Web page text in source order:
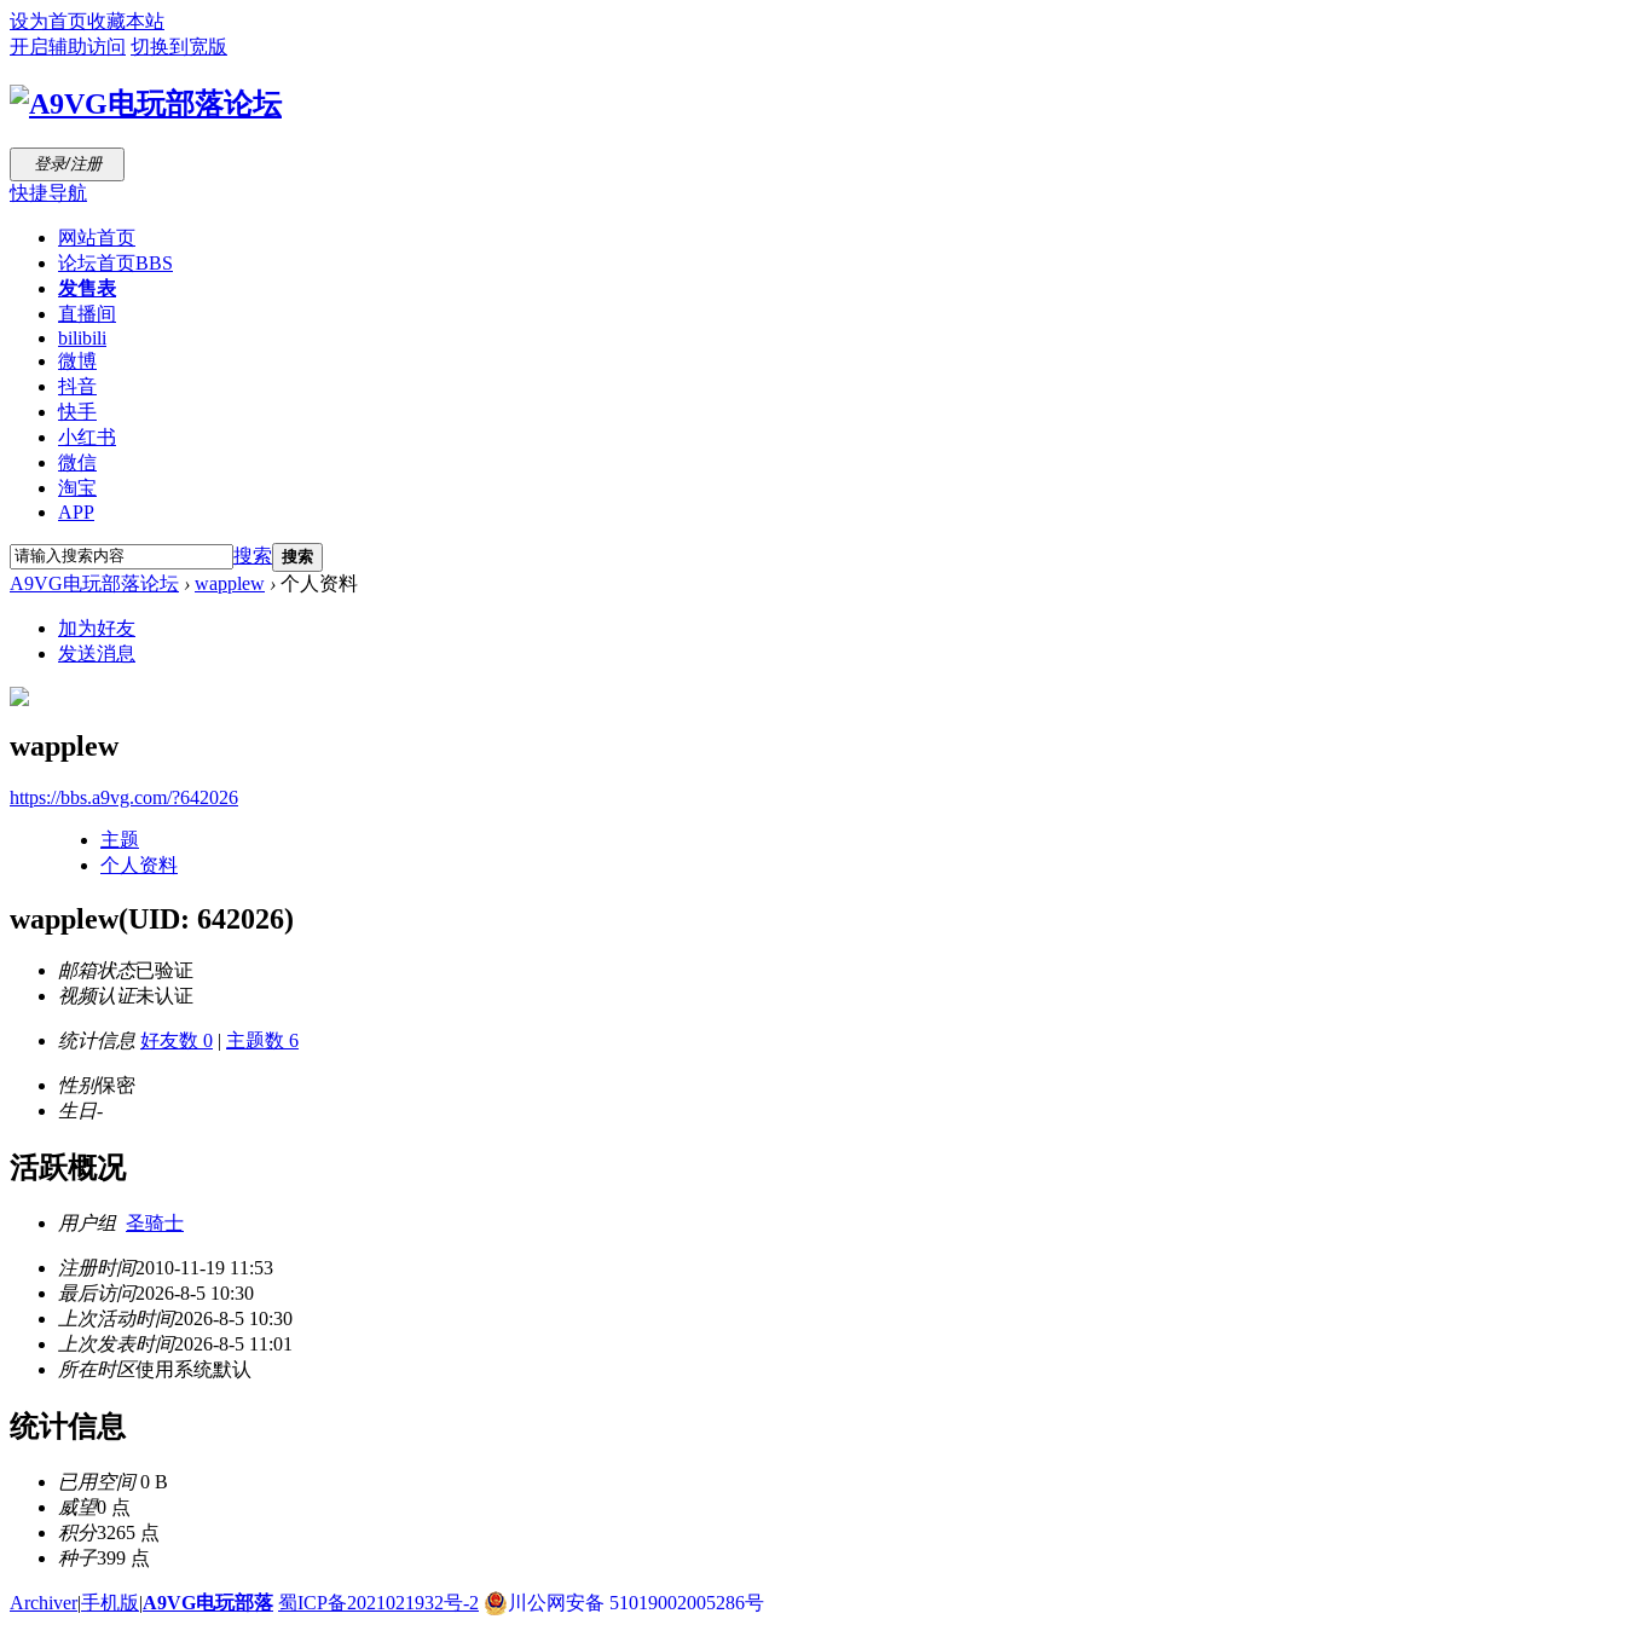
设为首页收藏本站
开启辅助访问 切换到宽版
登录/注册
快捷导航
网站首页
论坛首页BBS
发售表
直播间
bilibili
微博
抖音
快手
小红书
微信
淘宝
APP
搜索 搜索
A9VG电玩部落论坛 › wapplew › 个人资料
加为好友
发送消息
wapplew
https://bbs.a9vg.com/?642026
主题
个人资料
wapplew(UID: 642026)
邮箱状态已验证
视频认证未认证
统计信息 好友数 0 | 主题数 6
性别保密
生日-
活跃概况
用户组 圣骑士
注册时间2010-11-19 11:53
最后访问2026-8-5 10:30
上次活动时间2026-8-5 10:30
上次发表时间2026-8-5 11:01
所在时区使用系统默认
统计信息
已用空间0 B
威望0 点
积分3265 点
种子399 点
Archiver|手机版|A9VG电玩部落 蜀ICP备2021021932号-2 川公网安备 51019002005286号